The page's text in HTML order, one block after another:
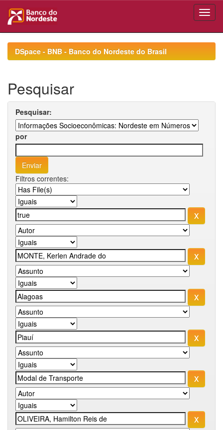
navigationDSpace - BNB - Banco do Nordeste do Brasil
Pesquisar
Pesquisar:
por
Filtros correntes: